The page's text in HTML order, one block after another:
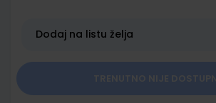
galleryDodaj na listu želja